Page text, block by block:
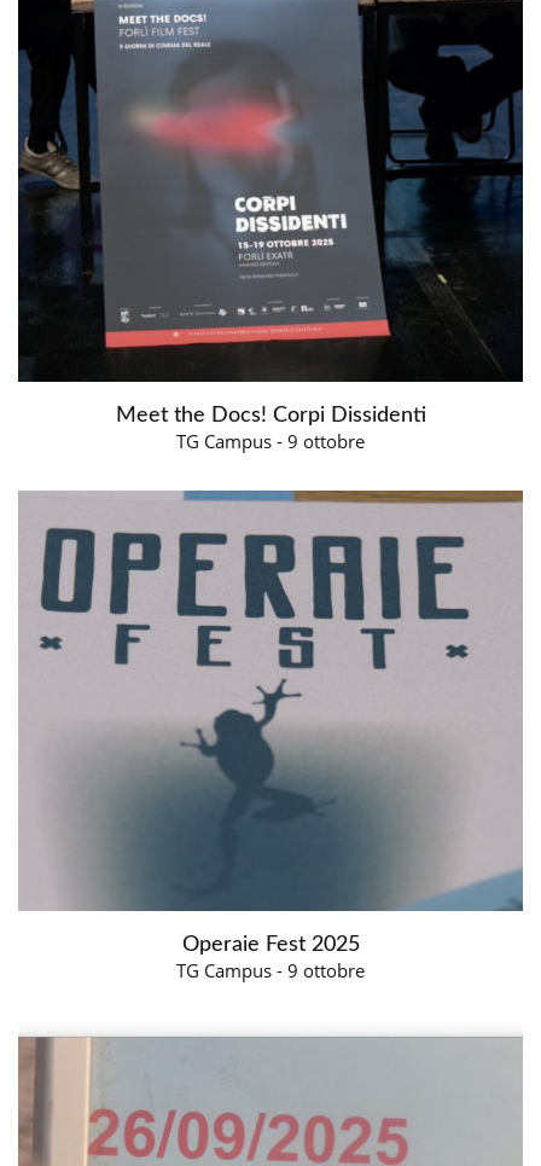
Meet the Docs! Corpi Dissidenti
TG Campus - 9 ottobre
Operaie Fest 2025
TG Campus - 9 ottobre